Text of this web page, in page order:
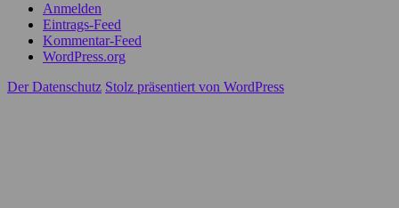
Anmelden
Eintrags-Feed
Kommentar-Feed
WordPress.org
Der Datenschutz Stolz präsentiert von WordPress